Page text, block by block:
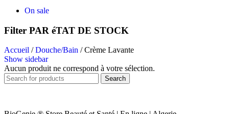
On sale
Filter PAR éTAT DE STOCK
Accueil / Douche/Bain / Crème Lavante
Show sidebar
Aucun produit ne correspond à votre sélection.
Search